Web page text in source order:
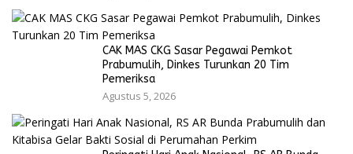
CAK MAS CKG Sasar Pegawai Pemkot
Prabumulih, Dinkes Turunkan 20 Tim
Pemeriksa
Agustus 5, 2026